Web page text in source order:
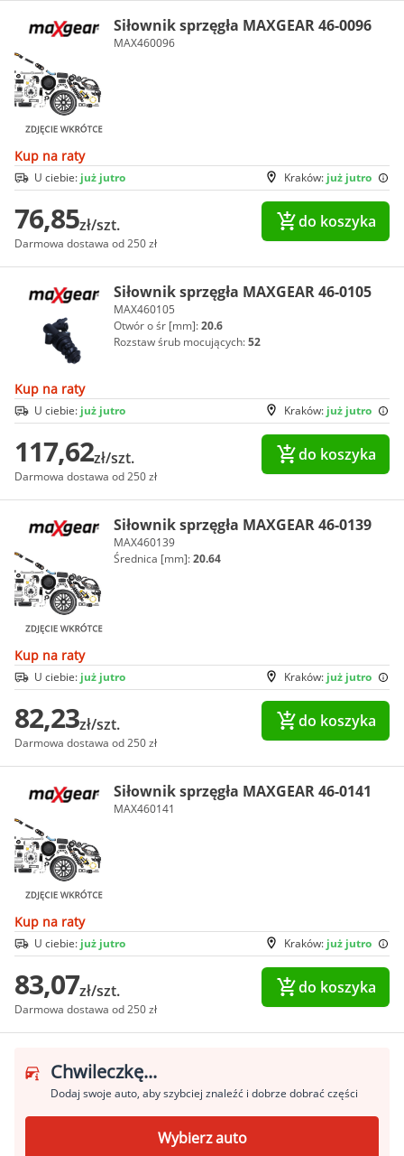
Siłownik sprzęgła MAXGEAR 46-0096
MAX460096
Kup na raty
Kraków: już jutro
U ciebie: już jutro
76,85zł/szt.
Darmowa dostawa od 250 zł
do koszyka
Siłownik sprzęgła MAXGEAR 46-0105
MAX460105
Otwór o śr [mm]:20.6
Rozstaw śrub mocujących:52
Kup na raty
Kraków: już jutro
U ciebie: już jutro
117,62zł/szt.
Darmowa dostawa od 250 zł
do koszyka
Siłownik sprzęgła MAXGEAR 46-0139
MAX460139
Średnica [mm]:20.64
Kup na raty
Kraków: już jutro
U ciebie: już jutro
82,23zł/szt.
Darmowa dostawa od 250 zł
do koszyka
Siłownik sprzęgła MAXGEAR 46-0141
MAX460141
Kup na raty
Kraków: już jutro
U ciebie: już jutro
83,07zł/szt.
Darmowa dostawa od 250 zł
do koszyka
Chwileczkę...
Dodaj swoje auto, aby szybciej znaleźć i dobrze dobrać części
Wybierz auto